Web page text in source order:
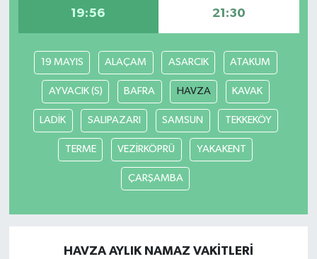
19:56 21:30
19 MAYIS ALAÇAM ASARCIK ATAKUM
AYVACIK (S) BAFRA HAVZA KAVAK
LADİK SALIPAZARI SAMSUN TEKKEKÖY
TERME VEZİRKÖPRÜ YAKAKENT
ÇARŞAMBA
HAVZA AYLIK NAMAZ VAKITLERI